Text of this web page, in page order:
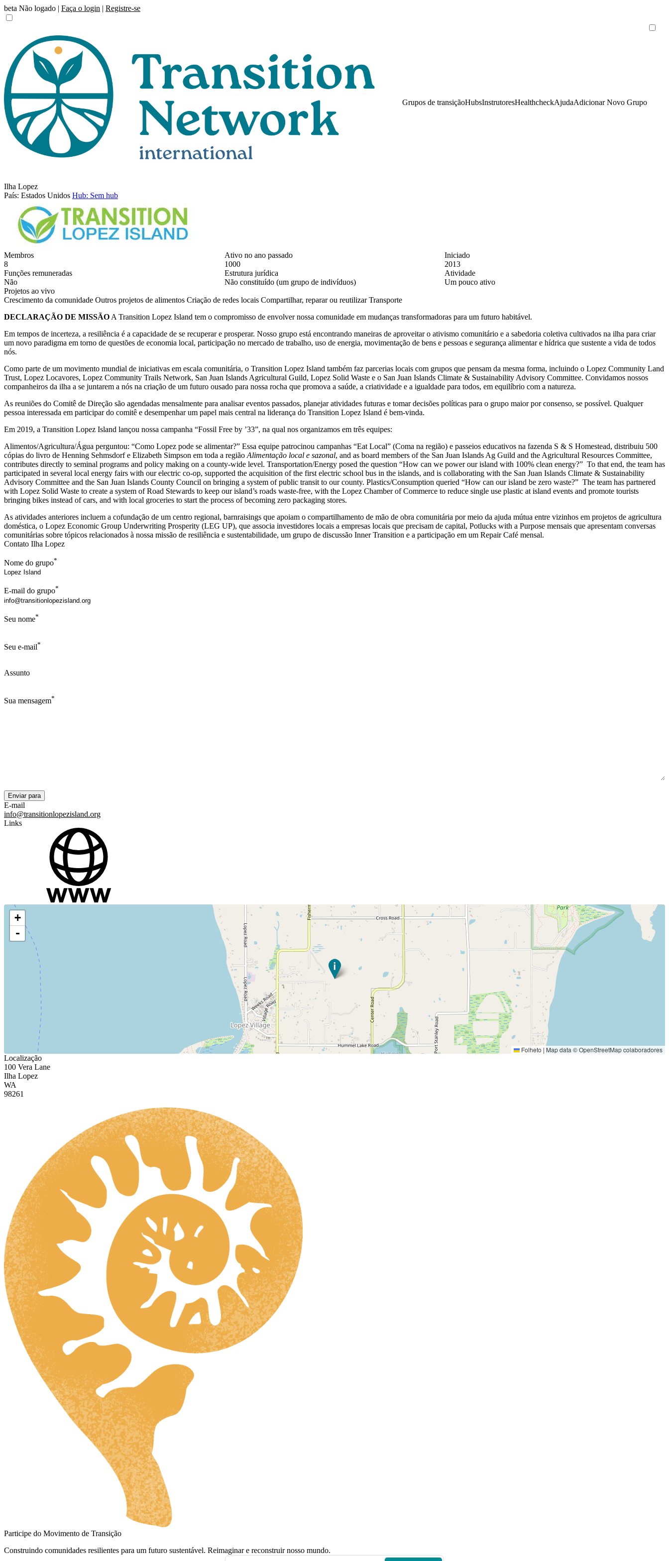
beta Não logado | Faça o login | Registre-se
Grupos de transiçãoHubsInstrutoresHealthcheckAjudaAdicionar Novo Grupo
Ilha Lopez
País: Estados Unidos Hub: Sem hub
Membros
8
Ativo no ano passado
1000
Iniciado
2013
Funções remuneradas
Não
Estrutura jurídica
Não constituído (um grupo de indivíduos)
Atividade
Um pouco ativo
Projetos ao vivo
Crescimento da comunidade Outros projetos de alimentos Criação de redes locais Compartilhar, reparar ou reutilizar Transporte
DECLARAÇÃO DE MISSÃO A Transition Lopez Island tem o compromisso de envolver nossa comunidade em mudanças transformadoras para um futuro habitável.
Em tempos de incerteza, a resiliência é a capacidade de se recuperar e prosperar. Nosso grupo está encontrando maneiras de aproveitar o ativismo comunitário e a sabedoria coletiva cultivados na ilha para criar
um novo paradigma em torno de questões de economia local, participação no mercado de trabalho, uso de energia, movimentação de bens e pessoas e segurança alimentar e hídrica que sustente a vida de todos
nós.
Como parte de um movimento mundial de iniciativas em escala comunitária, o Transition Lopez Island também faz parcerias locais com grupos que pensam da mesma forma, incluindo o Lopez Community Land
Trust, Lopez Locavores, Lopez Community Trails Network, San Juan Islands Agricultural Guild, Lopez Solid Waste e o San Juan Islands Climate & Sustainability Advisory Committee. Convidamos nossos
companheiros da ilha a se juntarem a nós na criação de um futuro ousado para nossa rocha que promova a saúde, a criatividade e a igualdade para todos, em equilíbrio com a natureza.
As reuniões do Comitê de Direção são agendadas mensalmente para analisar eventos passados, planejar atividades futuras e tomar decisões políticas para o grupo maior por consenso, se possível. Qualquer
pessoa interessada em participar do comitê e desempenhar um papel mais central na liderança do Transition Lopez Island é bem-vinda.
Em 2019, a Transition Lopez Island lançou nossa campanha “Fossil Free by ’33”, na qual nos organizamos em três equipes:
Alimentos/Agricultura/Água perguntou: “Como Lopez pode se alimentar?” Essa equipe patrocinou campanhas “Eat Local” (Coma na região) e passeios educativos na fazenda S & S Homestead, distribuiu 500
cópias do livro de Henning Sehmsdorf e Elizabeth Simpson em toda a região Alimentação local e sazonal, and as board members of the San Juan Islands Ag Guild and the Agricultural Resources Committee,
contributes directly to seminal programs and policy making on a county-wide level. Transportation/Energy posed the question “How can we power our island with 100% clean energy?” To that end, the team has
participated in several local energy fairs with our electric co-op, supported the acquisition of the first electric school bus in the islands, and is collaborating with the San Juan Islands Climate & Sustainability
Advisory Committee and the San Juan Islands County Council on bringing a system of public transit to our county. Plastics/Consumption queried “How can our island be zero waste?” The team has partnered
with Lopez Solid Waste to create a system of Road Stewards to keep our island’s roads waste-free, with the Lopez Chamber of Commerce to reduce single use plastic at island events and promote tourists
bringing bikes instead of cars, and with local groceries to start the process of becoming zero packaging stores.
As atividades anteriores incluem a cofundação de um centro regional, barnraisings que apoiam o compartilhamento de mão de obra comunitária por meio da ajuda mútua entre vizinhos em projetos de agricultura
doméstica, o Lopez Economic Group Underwriting Prosperity (LEG UP), que associa investidores locais a empresas locais que precisam de capital, Potlucks with a Purpose mensais que apresentam conversas
comunitárias sobre tópicos relacionados à nossa missão de resiliência e sustentabilidade, um grupo de discussão Inner Transition e a participação em um Repair Café mensal.
Contato Ilha Lopez
Nome do grupo*
E-mail do grupo*
Seu nome*
Seu e-mail*
Assunto
Sua mensagem*
E-mail
info@transitionlopezisland.org
Links
+
-
Folheto | Map data ©OpenStreetMapcolaboradores
Localização
100 Vera Lane
Ilha Lopez
WA
98261
Participe do Movimento de Transição
Construindo comunidades resilientes para um futuro sustentável. Reimaginar e reconstruir nosso mundo.
IT
SV
UK
RU
ZH
HR